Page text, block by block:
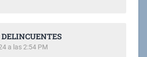
a las 2:54 PM